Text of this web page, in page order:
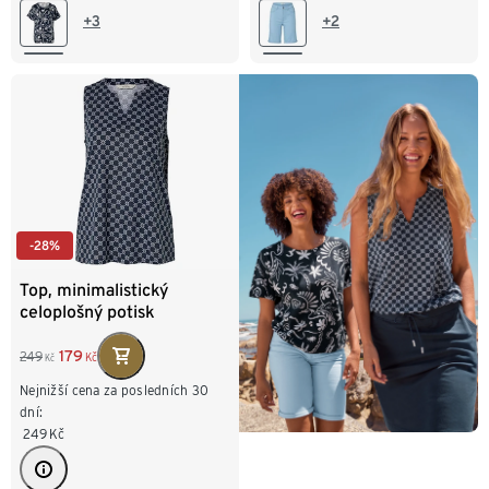
L 44/46+3 44 46
+2
-28%
Top, minimalistický
celoplošný potisk
249 Kč 179 Kč
Nejnižší cena za posledních 30
dní:
249 Kč